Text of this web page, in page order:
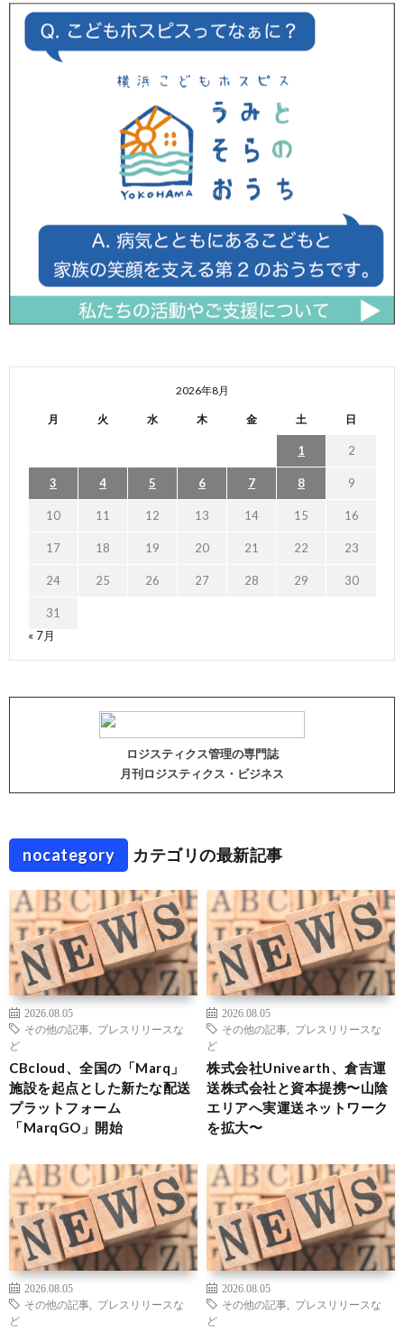
2026年8月
月 火 水 木 金 土 日
1 2
3 4 5 6 7 8 9
10 11 12 13 14 15 16
17 18 19 20 21 22 23
24 25 26 27 28 29 30
31
« 7月
ロジスティクス管理の専門誌
月刊ロジスティクス・ビジネス
nocategory カテゴリの最新記事
2026.08.05
その他の記事
プレスリリースな
ど
CBcloud、全国の「Marq」
施設を起点とした新たな配送
プラットフォーム
「MarqGO」開始
2026.08.05
その他の記事
プレスリリースな
ど
株式会社Univearth、倉吉運
送株式会社と資本提携〜山陰
エリアへ実運送ネットワーク
を拡大〜
2026.08.05
その他の記事
プレスリリースな
ど
2026.08.05
その他の記事
プレスリリースな
ど